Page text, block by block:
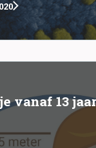
vanaf 13 jaar